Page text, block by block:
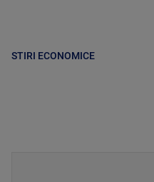
STIRI ECONOMICE